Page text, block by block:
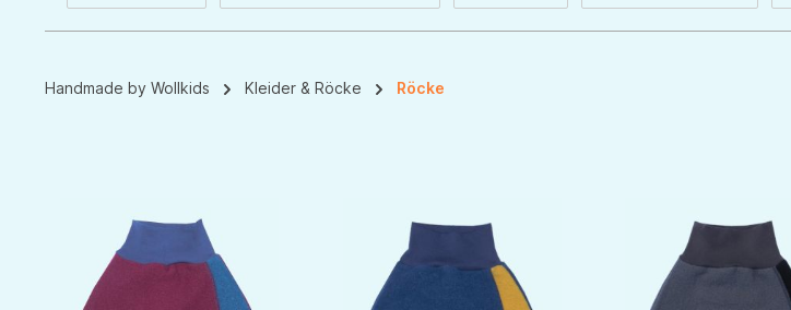
Handmade by Wollkids Kleider & Röcke Röcke